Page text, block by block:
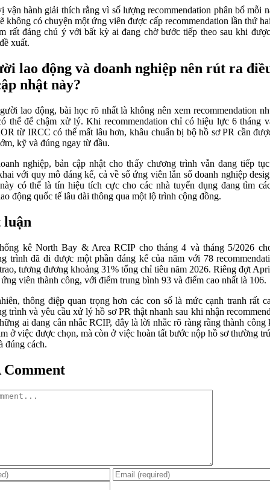
vận hành giải thích rằng vì số lượng recommendation phân bổ mỗi
không có chuyện một ứng viên được cấp recommendation lần thứ
rất đáng chú ý với bất kỳ ai đang chờ bước tiếp theo sau khi
xuất.
lao động và doanh nghiệp nên rút ra
nhật này?
lao động, bài học rõ nhất là không nên xem recommendation
thể để chậm xử lý. Khi recommendation chỉ có hiệu lực 6 tháng
từ IRCC có thể mất lâu hơn, khâu chuẩn bị bộ hồ sơ PR cần
kỹ và đúng ngay từ đầu.
nghiệp, bản cập nhật cho thấy chương trình vẫn đang tiếp
với quy mô đáng kể, cả về số ứng viên lẫn số doanh nghiệp
có thể là tín hiệu tích cực cho các nhà tuyển dụng đang tìm
động quốc tế lâu dài thông qua một lộ trình cộng đồng.
luận
kê North Bay & Area RCIP cho tháng 4 và tháng 5/2026
trình đã đi được một phần đáng kể của năm với 78
tương đương khoảng 31% tổng chỉ tiêu năm 2026. Riêng đợt
viên thành công, với điểm trung bình 93 và điểm cao nhất là 106.
thông điệp quan trọng hơn các con số là mức cạnh tranh rất
trình và yêu cầu xử lý hồ sơ PR thật nhanh sau khi nhận
ai đang cân nhắc RCIP, đây là lời nhắc rõ ràng rằng thành công
ở việc được chọn, mà còn ở việc hoàn tất bước nộp hồ sơ thường
đúng cách.
Comment